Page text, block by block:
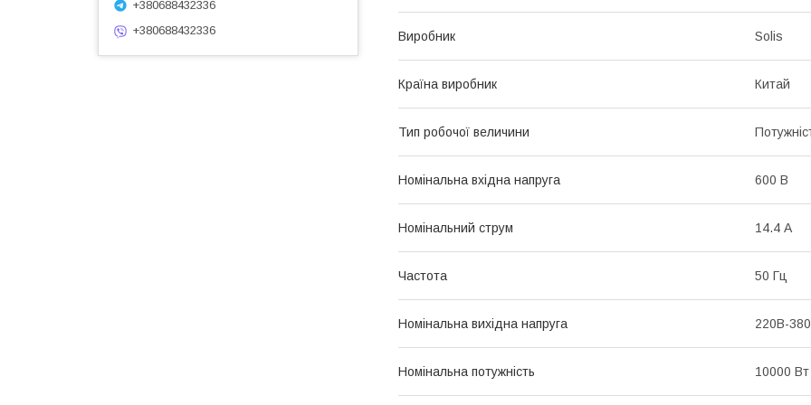
Виробник Solis
Країна виробник Китай
Тип робочої величини
Номінальна вхідна напруга 600 В
Номінальний струм 14.4 А
Частота 50 Гц
Номінальна вихідна напруга 220В-
Номінальна потужність 10000 Вт
+380688432336
+380688432336